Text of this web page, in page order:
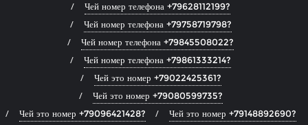
Чей номер телефона +79628112199?
Чей номер телефона +79758719798?
Чей номер телефона +79845508022?
Чей номер телефона +79861333214?
Чей это номер +79022425361?
Чей это номер +79080599735?
Чей это номер +79096421428?
Чей это номер +79148892690?